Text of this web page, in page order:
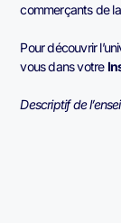
commerçants de
Pour découvrir
vous dans votre
Descriptif de